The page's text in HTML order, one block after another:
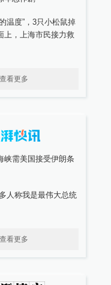
温度”，3只小松鼠掉
上，上海市民接力救
查看更多
峡需美国接受伊朗条
人称我是最伟大总统
查看更多